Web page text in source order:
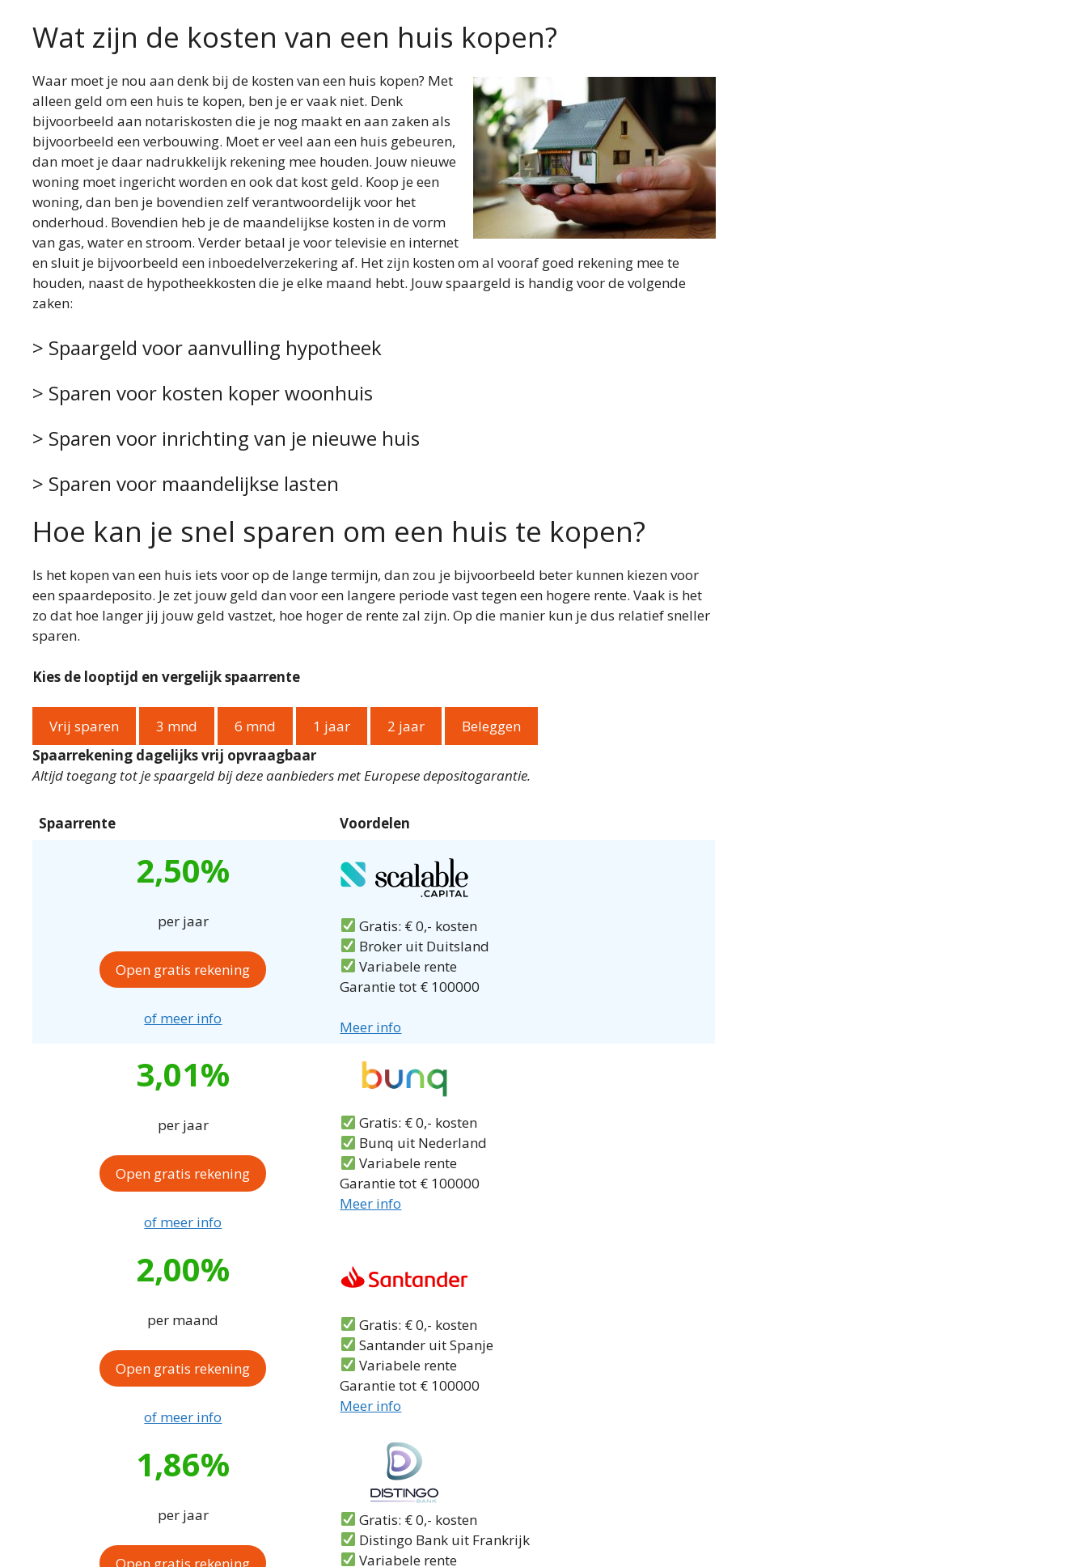
Wat zijn de kosten van een huis kopen?
Waar moet je nou aan denk bij de kosten van een huis kopen? Met
alleen geld om een huis te kopen, ben je er vaak niet. Denk
bijvoorbeeld aan notariskosten die je nog maakt en aan zaken als
bijvoorbeeld een verbouwing. Moet er veel aan een huis gebeuren,
dan moet je daar nadrukkelijk rekening mee houden. Jouw nieuwe
woning moet ingericht worden en ook dat kost geld. Koop je een
woning, dan ben je bovendien zelf verantwoordelijk voor het
onderhoud. Bovendien heb je de maandelijkse kosten in de vorm
van gas, water en stroom. Verder betaal je voor televisie en internet
en sluit je bijvoorbeeld een inboedelverzekering af. Het zijn kosten om al vooraf goed rekening mee te
houden, naast de hypotheekkosten die je elke maand hebt. Jouw spaargeld is handig voor de volgende
zaken:
> Spaargeld voor aanvulling hypotheek
> Sparen voor kosten koper woonhuis
> Sparen voor inrichting van je nieuwe huis
> Sparen voor maandelijkse lasten
Hoe kan je snel sparen om een huis te kopen?
Is het kopen van een huis iets voor op de lange termijn, dan zou je bijvoorbeeld beter kunnen kiezen voor
een spaardeposito. Je zet jouw geld dan voor een langere periode vast tegen een hogere rente. Vaak is het
zo dat hoe langer jij jouw geld vastzet, hoe hoger de rente zal zijn. Op die manier kun je dus relatief sneller
sparen.
Kies de looptijd en vergelijk spaarrente
Vrij sparen 3 mnd 6 mnd 1 jaar 2 jaar
Beleggen
Spaarrekening dagelijks vrij opvraagbaar
Altijd toegang tot je spaargeld bij deze aanbieders met Europese depositogarantie.
Spaarrente Voordelen
2,50%
per jaar
Open gratis rekening
of meer info
Gratis: € 0,- kosten
Broker uit Duitsland
Variabele rente
Garantie tot € 100000
Meer info
3,01%
per jaar
Open gratis rekening
of meer info
Gratis: € 0,- kosten
Bunq uit Nederland
Variabele rente
Garantie tot € 100000
Meer info
2,00%
per maand
Open gratis rekening
of meer info
Gratis: € 0,- kosten
Santander uit Spanje
Variabele rente
Garantie tot € 100000
Meer info
1,86%
per jaar
Open gratis rekening
Gratis: € 0,- kosten
Distingo Bank uit Frankrijk
Variabele rente